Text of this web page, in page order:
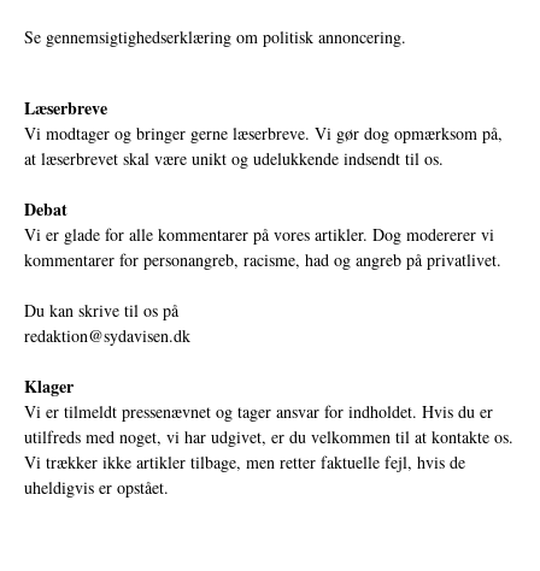
Se gennemsigtighedserklæring om politisk annoncering.
Læserbreve
Vi modtager og bringer gerne læserbreve. Vi gør dog opmærksom på,
at læserbrevet skal være unikt og udelukkende indsendt til os.
Debat
Vi er glade for alle kommentarer på vores artikler. Dog modererer vi
kommentarer for personangreb, racisme, had og angreb på privatlivet.
Du kan skrive til os på
redaktion@sydavisen.dk
Klager
Vi er tilmeldt pressenævnet og tager ansvar for indholdet. Hvis du er
utilfreds med noget, vi har udgivet, er du velkommen til at kontakte os.
Vi trækker ikke artikler tilbage, men retter faktuelle fejl, hvis de
uheldigvis er opstået.